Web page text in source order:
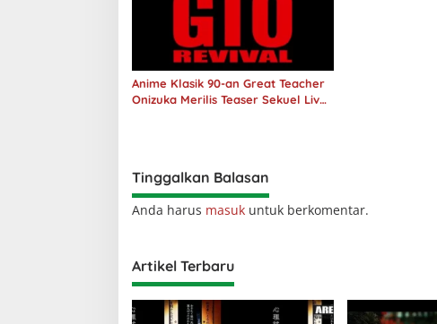
Anime Klasik 90-an Great Teacher
Onizuka Merilis Teaser Sekuel Live
Tinggalkan Balasan
Anda harus masuk untuk berkomentar.
Artikel Terbaru